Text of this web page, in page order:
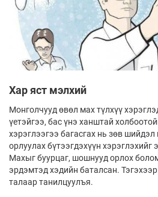
Хар яст мэлхий
Монголчууд өвөл мах түлхүү
үетэйгээ, бас үнэ ханштай
хэрэглээгээ багасгах нь зөв шийдэл
орлуулах бүтээгдэхүүн
Махыг буурцаг, шошнууд орлох
эрдэмтэд хэдийн баталсан.
талаар танилцуулъя.